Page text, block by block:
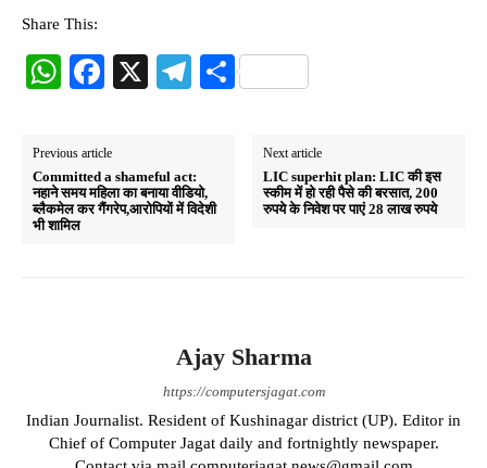
Share This:
W
ts
A
pp
Fa
bo
ok
X
Te
a
m
S
Previous article
Committed a shameful act:
नहाने समय महिला का बनाया वीडियो,
ब्लैकमेल कर गैंगरेप,आरोपियों में विदेशी
भी शामिल
Next article
LIC superhit plan: LIC की इस
स्कीम में हो रही पैसे की बरसात, 200
रुपये के निवेश पर पाएं 28 लाख रुपये
Ajay Sharma
https://computersjagat.com
Indian Journalist. Resident of Kushinagar district (UP). Editor in
Chief of Computer Jagat daily and fortnightly newspaper.